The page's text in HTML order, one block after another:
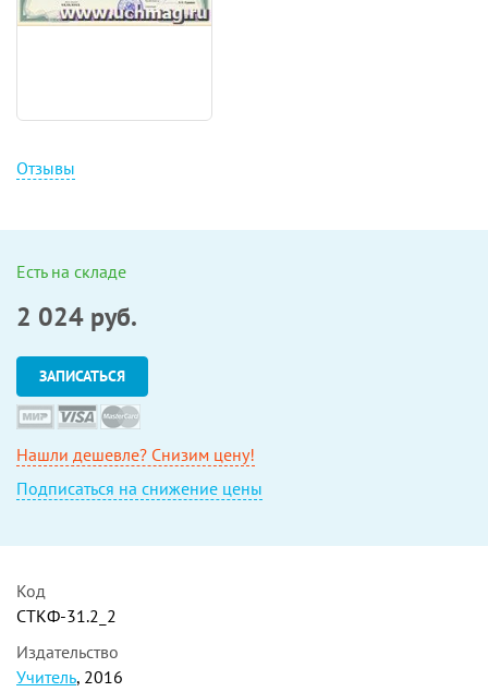
Отзывы
Есть на складе
2 024 руб.
ЗАПИСАТЬСЯ
Нашли дешевле? Снизим цену!
Подписаться на снижение цены
Код
СТКФ-31.2_2
Издательство
Учитель, 2016